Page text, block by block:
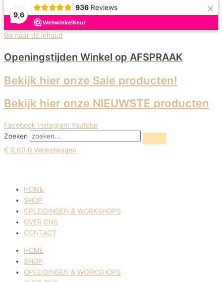
9,6
936 Reviews ×
Ga naar de inhoud
Openingstijden Winkel op AFSPRAAK
Bekijk hier onze Sale producten!
Bekijk hier onze NIEUWSTE producten
Facebook Instagram Youtube
Zoeken
€ 0,00 0 Winkelwagen
HOME
SHOP
OPLEIDINGEN & WORKSHOPS
OVER ONS
CONTACT
HOME
SHOP
OPLEIDINGEN & WORKSHOPS